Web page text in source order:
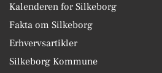
Kalenderen for Silkeborg
Fakta om Silkeborg
Erhvervsartikler
Silkeborg Kommune